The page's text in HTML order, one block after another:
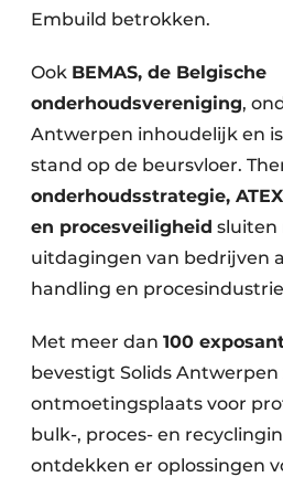
Embuild betrokken.
Ook BEMAS, de Belgische
onderhoudsvereniging,
Antwerpen inhoudelijk en
stand op de beursvloer.
onderhoudsstrategie,
en procesveiligheid sluiten
uitdagingen van bedrijven
handling en
Met meer dan 100
bevestigt Solids Antwerpen
ontmoetingsplaats voor
bulk-, proces- en
ontdekken er oplossingen